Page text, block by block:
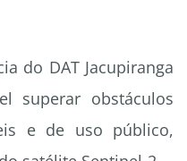
do DAT Jacupiranga
superar obstáculos
e de uso público,